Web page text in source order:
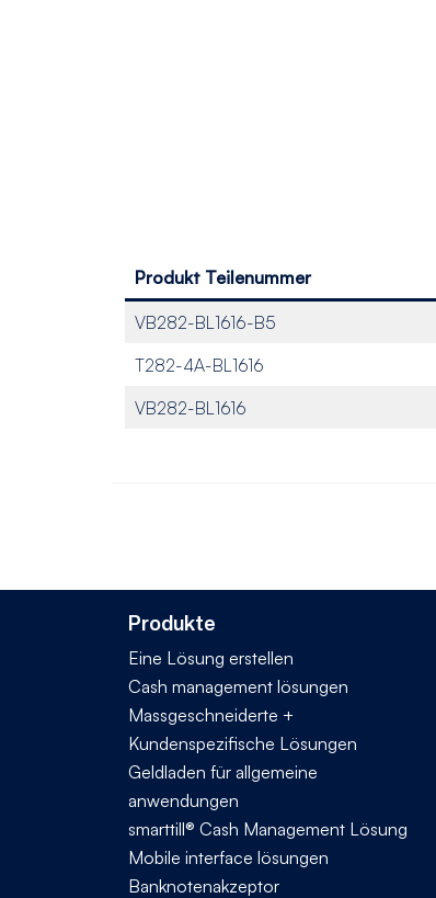
Produkt Teilenummer
VB282-BL1616-B5
T282-4A-BL1616
VB282-BL1616
Produkte
Eine Lösung erstellen
Cash management lösungen
Massgeschneiderte +
Kundenspezifische Lösungen
Geldladen für allgemeine
anwendungen
smarttill® Cash Management Lösung
Mobile interface lösungen
Banknotenakzeptor